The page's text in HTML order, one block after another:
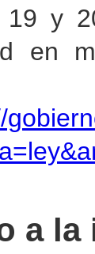
19 y
en
a